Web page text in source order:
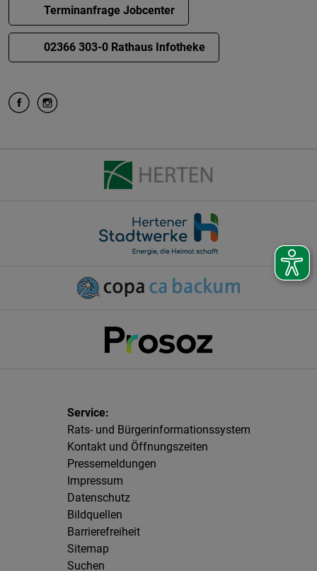
Terminanfrage Jobcenter
02366 303-0 Rathaus Infotheke
Rats- und Bürgerinformationssystem
Kontakt und Öffnungszeiten
Pressemeldungen
Impressum
Datenschutz
Bildquellen
Barrierefreiheit
Sitemap
Suchen